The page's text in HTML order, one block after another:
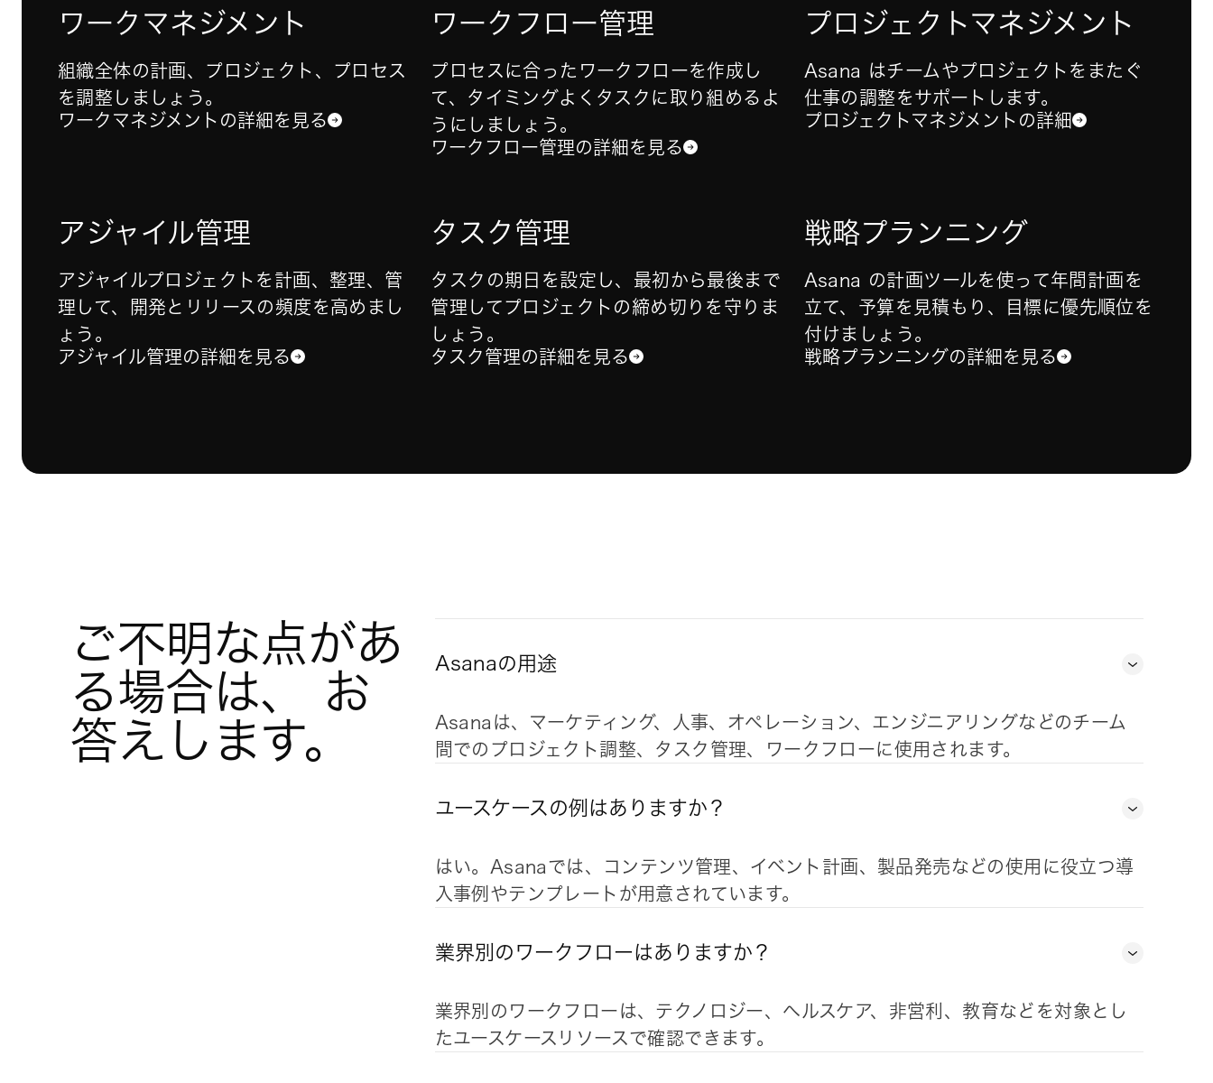
ワークマネジメント
組織全体の計画、プロジェクト、プロセス
を調整しましょう。
ワークマネジメントの詳細を見る
ワークフロー管理
プロセスに合ったワークフローを作成し
て、タイミングよくタスクに取り組めるよ
うにしましょう。
ワークフロー管理の詳細を見る
プロジェクトマネジメント
Asana はチームやプロジェクトをまたぐ
仕事の調整をサポートします。
プロジェクトマネジメントの詳細
アジャイル管理
アジャイルプロジェクトを計画、整理、管
理して、開発とリリースの頻度を高めまし
ょう。
アジャイル管理の詳細を見る
タスク管理
タスクの期日を設定し、最初から最後まで
管理してプロジェクトの締め切りを守りま
しょう。
タスク管理の詳細を見る
戦略プランニング
Asana の計画ツールを使って年間計画を
立て、予算を見積もり、目標に優先順位を
付けましょう。
戦略プランニングの詳細を見る
ご不明な点があ
る場合は、 お
答えします。
Asanaの用途
Asanaは、マーケティング、人事、オペレーション、エンジニアリングなどのチーム
間でのプロジェクト調整、タスク管理、ワークフローに使用されます。
ユースケースの例はありますか？
はい。Asanaでは、コンテンツ管理、イベント計画、製品発売などの使用に役立つ導
入事例やテンプレートが用意されています。
業界別のワークフローはありますか？
業界別のワークフローは、テクノロジー、ヘルスケア、非営利、教育などを対象とし
たユースケースリソースで確認できます。